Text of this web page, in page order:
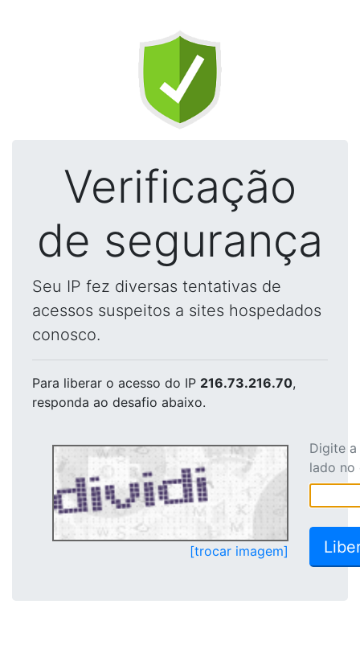
Verificação
de segurança
Seu IP fez diversas tentativas de
acessos suspeitos a sites hospedados
conosco.
Para liberar o acesso do IP 216.73.216.70,
responda ao desafio abaixo.
[trocar imagem]
Digite
lado no